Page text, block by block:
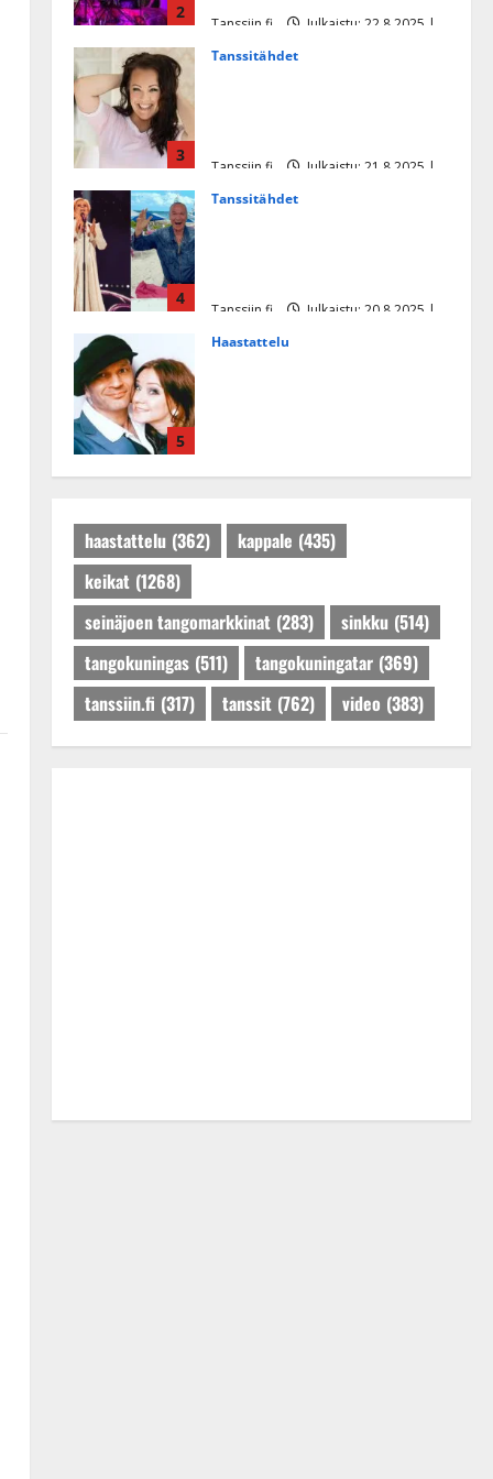
2
Tanssiin.fi
Julkaistu: 22.8.2025 |
3
Tanssitähdet
Tanssiin.fi
Julkaistu: 21.8.2025 |
4
Tanssitähdet
Tanssiin.fi
Julkaistu: 20.8.2025 |
5
Haastattelu
Tanssiin.fi
Julkaistu: 27.4.2025 |
haastattelu (362) kappale (435)
keikat (1268)
seinäjoen tangomarkkinat (283) sinkku (514)
tangokuningas (511) tangokuningatar (369)
tanssiin.fi (317) tanssit (762) video (383)